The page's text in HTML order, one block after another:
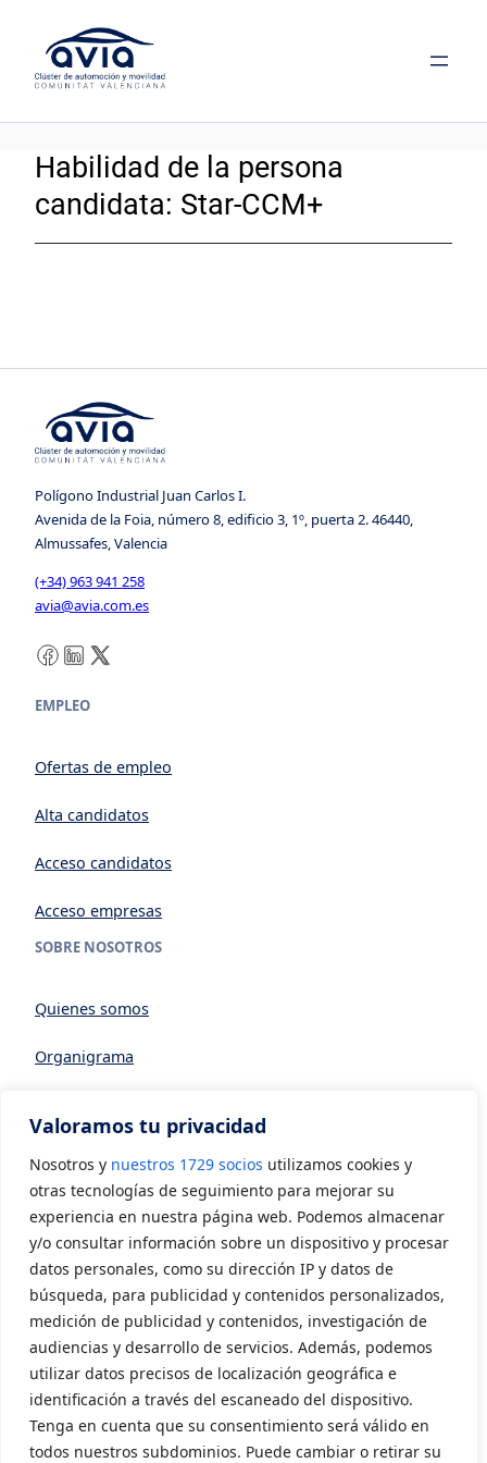
Valoramos tu privacidad
Nosotros y nuestros 1729 socios utilizamos cookies y
otras tecnologías de seguimiento para mejorar su
experiencia en nuestra página web. Podemos almacenar
y/o consultar información sobre un dispositivo y procesar
datos personales, como su dirección IP y datos de
búsqueda, para publicidad y contenidos personalizados,
medición de publicidad y contenidos, investigación de
audiencias y desarrollo de servicios. Además, podemos
utilizar datos precisos de localización geográfica e
identificación a través del escaneado del dispositivo.
Tenga en cuenta que su consentimiento será válido en
todos nuestros subdominios. Puede cambiar o retirar su
contenido
Habilidad de la persona
candidata: Star-CCM+
Polígono Industrial Juan Carlos I.
Avenida de la Foia, número 8, edificio 3, 1º, puerta 2. 46440,
Almussafes, Valencia
(+34) 963 941 258
avia@avia.com.es
Facebook LinkedIn X
EMPLEO
Ofertas de empleo
Alta candidatos
Acceso candidatos
Acceso empresas
SOBRE NOSOTROS
Quienes somos
Organigrama
Asociarse a AVIA
CONTACTO
Contacto
LEGAL
Aviso Legal
Política de privacidad
Política de cookies